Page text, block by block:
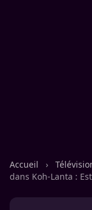
Accueil ›
dans Koh-Lanta :